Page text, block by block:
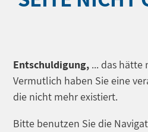
Entschuldigung, ... das hätte
Vermutlich haben Sie eine
die nicht mehr existiert.
Bitte benutzen Sie die